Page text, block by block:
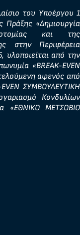
του Υποέργου 1
Πράξης «Δημιουργία
και της
στην Περιφέρεια
υλοποιείται από την
«BREAK-EVEN
αφενός από
ΣΥΜΒΟΥΛΕΥΤΙΚΗ
Κονδυλίων
«ΕΘΝΙΚΟ ΜΕΤΣΟΒΙΟ